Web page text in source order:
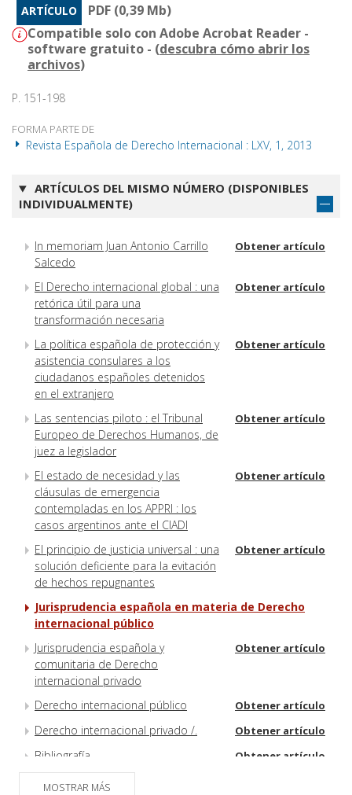
ARTÍCULO
PDF (0,39 Mb)
Compatible solo con Adobe Acrobat Reader -
software gratuito - (descubra cómo abrir los
archivos)
P. 151-198
FORMA PARTE DE
Revista Española de Derecho Internacional : LXV, 1, 2013
ARTÍCULOS DEL MISMO NÚMERO (DISPONIBLES
INDIVIDUALMENTE)
In memoriam Juan Antonio Carrillo
Salcedo
Obtener artículo
El Derecho internacional global : una
retórica útil para una
transformación necesaria
Obtener artículo
La política española de protección y
asistencia consulares a los
ciudadanos españoles detenidos
en el extranjero
Obtener artículo
Las sentencias piloto : el Tribunal
Europeo de Derechos Humanos, de
juez a legislador
Obtener artículo
El estado de necesidad y las
cláusulas de emergencia
contempladas en los APPRI : los
casos argentinos ante el CIADI
Obtener artículo
El principio de justicia universal : una
solución deficiente para la evitación
de hechos repugnantes
Obtener artículo
Jurisprudencia española en materia de Derecho
internacional público
Jurisprudencia española y
comunitaria de Derecho
internacional privado
Obtener artículo
Derecho internacional público Obtener artículo
Derecho internacional privado /. Obtener artículo
Bibliografía Obtener artículo
MOSTRAR MÁS